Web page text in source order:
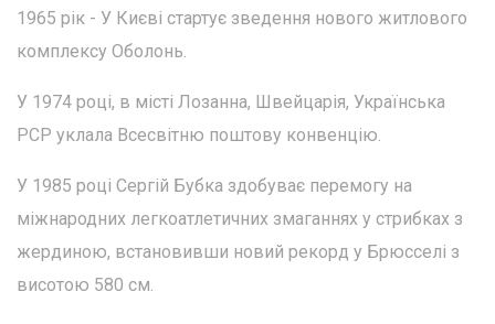
1965 рік - У Києві стартує зведення нового житлового
комплексу Оболонь.
У 1974 році, в місті Лозанна, Швейцарія, Українська
РСР уклала Всесвітню поштову конвенцію.
У 1985 році Сергій Бубка здобуває перемогу на
міжнародних легкоатлетичних змаганнях у стрибках з
жердиною, встановивши новий рекорд у Брюсселі з
висотою 580 см.